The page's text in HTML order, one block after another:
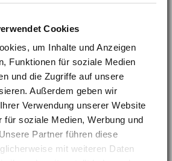
Cookies
um Inhalte und Anzeigen
Funktionen für soziale Medien
und die Zugriffe auf unsere
Außerdem geben wir
Verwendung unserer Website
für soziale Medien, Werbung und
Partner führen diese
mit weiteren Daten
super Beratung bei
Zahnersatz
sehr netter, zuvorkommender
Arzt. In der modernen Praxis
erfrischende und angenehme
Praxisteam ist freundlich
bemüht. Gerade als